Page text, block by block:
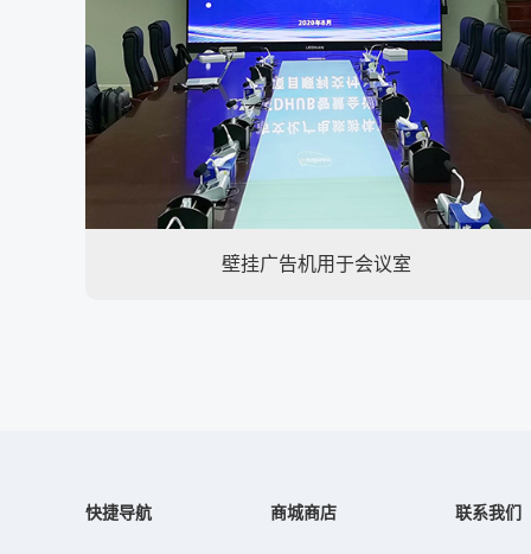
壁挂广告机用于会议室
快捷导航 商城商店 联系我们